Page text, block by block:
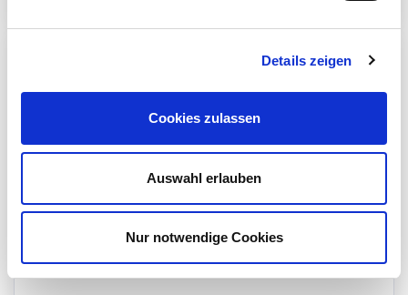
Details zeigen
Cookies zulassen
Auswahl erlauben
Nur notwendige Cookies